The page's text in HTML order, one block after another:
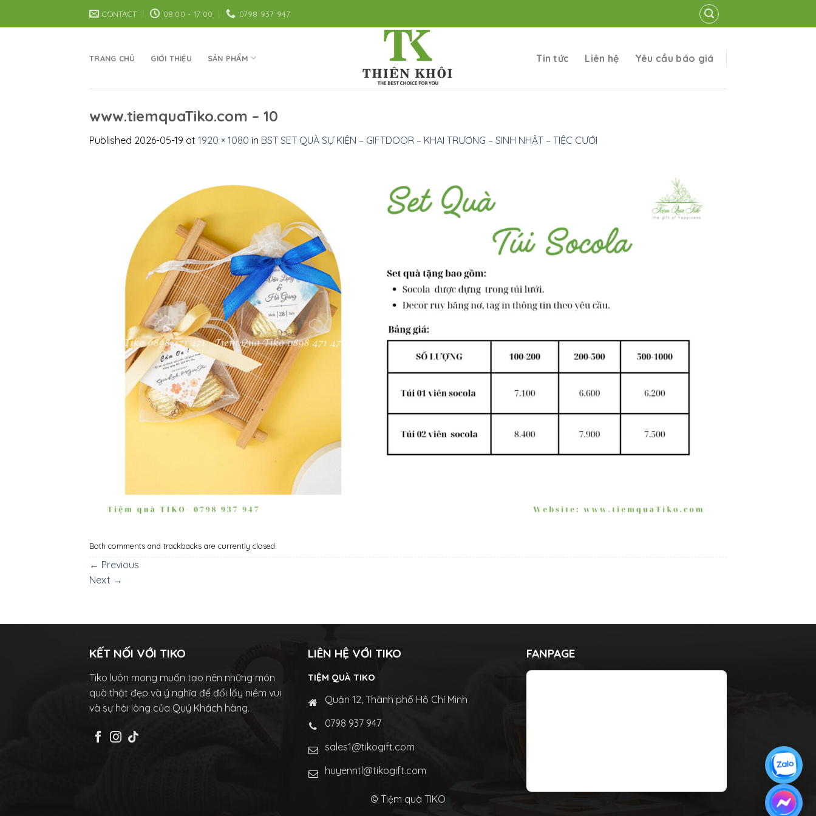
CONTACT 08:00 - 17:00 0798 937 947
TRANG CHỦ GIỚI THIỆU SẢN PHẨM Tin tức Liên hệ Yêu cầu báo giá
www.tiemquaTiko.com – 10
Published 2026-05-19 at 1920 × 1080 in BST SET QUÀ SỰ KIỆN – GIFTDOOR – KHAI TRƯƠNG – SINH NHẬT – TIỆC CƯỚI
Both comments and trackbacks are currently closed.
← Previous
Next →
KẾT NỐI VỚI TIKO
Tiko luôn mong muốn tạo nên những món
quà thật đẹp và ý nghĩa để đổi lấy niềm vui
và sự hài lòng của Quý Khách hàng.
LIÊN HỆ VỚI TIKO
TIỆM QUÀ TIKO
Quận 12, Thành phố Hồ Chí Minh
0798 937 947
sales1@tikogift.com
huyenntl@tikogift.com
FANPAGE
© Tiệm quà TIKO